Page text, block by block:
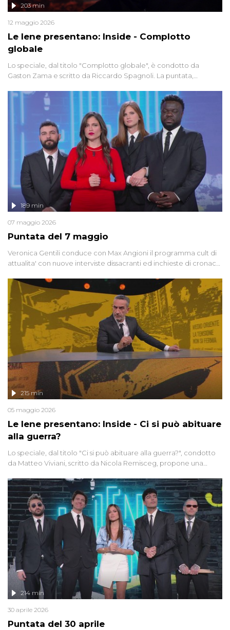
Le Iene presentano: Inside - Complotto
globale
203 min
12 maggio 2026
Lo speciale, dal titolo "Complotto globale", è condotto da
Gaston Zama e scritto da Riccardo Spagnoli. La puntata,
racconta l'universo delle narrazioni alternative, dei sospetti
globali e del complottismo che negli ultimi anni hanno invaso
social network, talk show, piazze digitali e immaginario collettivo.
Puntata del 7 maggio
189 min
07 maggio 2026
Veronica Gentili conduce con Max Angioni il programma cult di
attualita' con nuove interviste dissacranti ed inchieste di cronaca
Le Iene presentano: Inside - Ci si può abituare
alla guerra?
215 min
05 maggio 2026
Lo speciale, dal titolo "Ci si può abituare alla guerra?", condotto
da Matteo Viviani, scritto da Nicola Remisceg, propone una
di settore - su quanto la guerra sia diventata una realtà pervasiva.
Anche se l'Italia non è direttamente coinvolta in conflitti armati, il
contesto globale rende impossibile considerarla un fenomeno
lontano.
Puntata del 30 aprile
214 min
30 aprile 2026